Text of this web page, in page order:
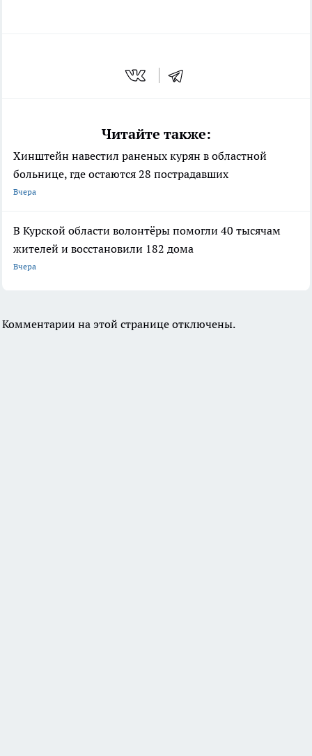
Читайте также:
Хинштейн навестил раненых курян в областной
больнице, где остаются 28 пострадавших
Вчера
В Курской области волонтёры помогли 40 тысячам
жителей и восстановили 182 дома
Вчера
Комментарии на этой странице отключены.